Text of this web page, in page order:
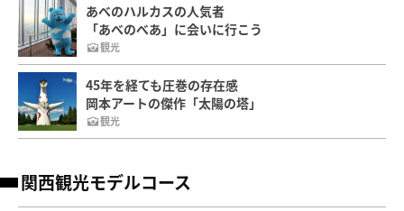
あべのハルカスの人気者
「あべのべあ」に会いに行こう
観光
45年を経ても圧巻の存在感
岡本アートの傑作「太陽の塔」
観光
関西観光モデルコース